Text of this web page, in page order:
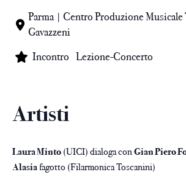
Parma | Centro Produzione Musicale
Gavazzeni
Incontro Lezione-Concerto
Artisti
Laura Minto (UICI) dialoga conGian Piero
Alasiafagotto (Filarmonica Toscanini)